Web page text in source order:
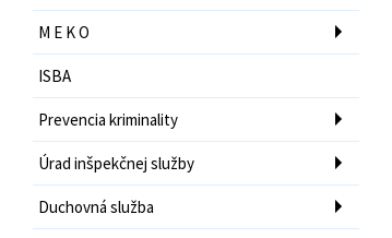
M E K O
ISBA
Prevencia kriminality
Úrad inšpekčnej služby
Duchovná služba